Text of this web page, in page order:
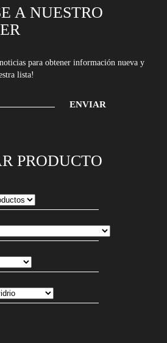
A NUESTRO
para obtener información nueva y
lista!
PRODUCTO